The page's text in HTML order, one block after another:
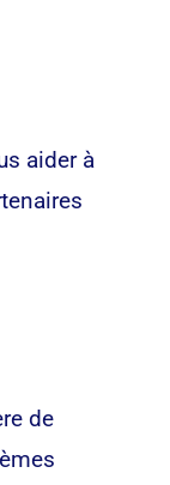
aider à
de